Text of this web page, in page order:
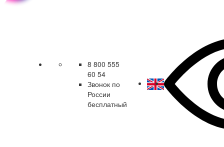
8 800 555
60 54
Звонок по
России
бесплатный